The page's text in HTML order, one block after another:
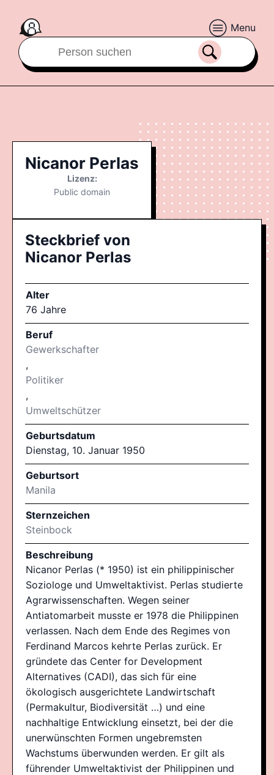
Menu
Nicanor Perlas
Lizenz:
Public domain
Steckbrief von
Nicanor Perlas
Alter
76 Jahre
Beruf
Gewerkschafter
,
Politiker
,
Umweltschützer
Geburtsdatum
Dienstag, 10. Januar 1950
Geburtsort
Manila
Sternzeichen
Steinbock
Beschreibung
Nicanor Perlas (* 1950) ist ein philippinischer
Soziologe und Umweltaktivist. Perlas studierte
Agrarwissenschaften. Wegen seiner
Antiatomarbeit musste er 1978 die Philippinen
verlassen. Nach dem Ende des Regimes von
Ferdinand Marcos kehrte Perlas zurück. Er
gründete das Center for Development
Alternatives (CADI), das sich für eine
ökologisch ausgerichtete Landwirtschaft
(Permakultur, Biodiversität …) und eine
nachhaltige Entwicklung einsetzt, bei der die
unerwünschten Formen ungebremsten
Wachstums überwunden werden. Er gilt als
führender Umweltaktivist der Philippinen und